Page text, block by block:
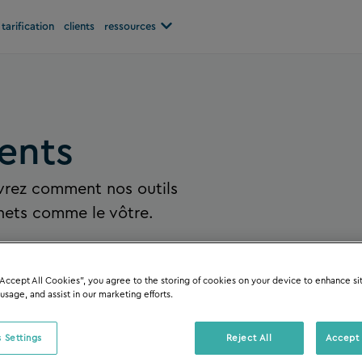
tarification clients ressources Open ressources
comment nos outils
comme le vôtre.
All Cookies”, you agree to the storing of cookies on your device to enhance
and assist in our marketing efforts.
Settings Reject All Accept